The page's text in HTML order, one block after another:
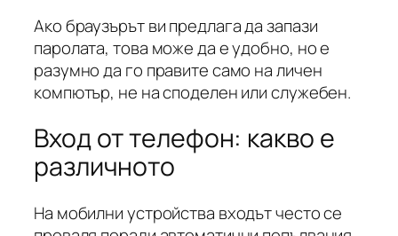
Ако браузърът ви предлага да запази
паролата, това може да е удобно, но е
разумно да го правите само на личен
компютър, не на споделен или служебен.
Вход от телефон: какво е
различното
На мобилни устройства входът често се